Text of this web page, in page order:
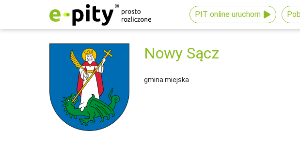
PIT online uruchom
Nowy Sącz
gmina miejska